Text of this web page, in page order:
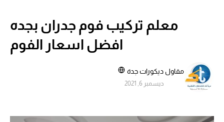
معلم تركيب فوم جدران بجده
افضل اسعار الفوم
مقاول ديكورات جدة
ديسمبر 6, 2021